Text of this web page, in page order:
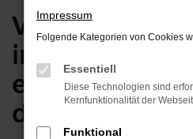
Volvo V90
in Plauen –
einsteigen
durchstarten
Impressum
Folgende Kategorien von Cookies
Essentiell
Diese Technologien sind
Kernfunktionalität der
Funktional